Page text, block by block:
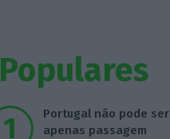
Populares
Portugal não pode ser
apenas passagem